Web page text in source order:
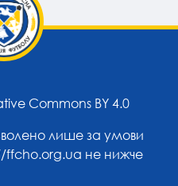
Commons BY 4.0
лише за умови
ffcho.org.ua не нижче